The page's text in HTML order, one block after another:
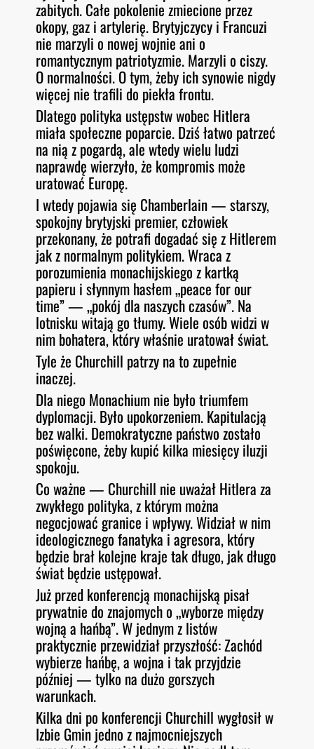
zabitych. Całe pokolenie zmiecione przez
okopy, gaz i artylerię. Brytyjczycy i Francuzi
nie marzyli o nowej wojnie ani o
romantycznym patriotyzmie. Marzyli o ciszy.
O normalności. O tym, żeby ich synowie nigdy
więcej nie trafili do piekła frontu.
Dlatego polityka ustępstw wobec Hitlera
miała społeczne poparcie. Dziś łatwo patrzeć
na nią z pogardą, ale wtedy wielu ludzi
naprawdę wierzyło, że kompromis może
uratować Europę.
I wtedy pojawia się Chamberlain — starszy,
spokojny brytyjski premier, człowiek
przekonany, że potrafi dogadać się z Hitlerem
jak z normalnym politykiem. Wraca z
porozumienia monachijskiego z kartką
papieru i słynnym hasłem „peace for our
time” — „pokój dla naszych czasów”. Na
lotnisku witają go tłumy. Wiele osób widzi w
nim bohatera, który właśnie uratował świat.
Tyle że Churchill patrzy na to zupełnie
inaczej.
Dla niego Monachium nie było triumfem
dyplomacji. Było upokorzeniem. Kapitulacją
bez walki. Demokratyczne państwo zostało
poświęcone, żeby kupić kilka miesięcy iluzji
spokoju.
Co ważne — Churchill nie uważał Hitlera za
zwykłego polityka, z którym można
negocjować granice i wpływy. Widział w nim
ideologicznego fanatyka i agresora, który
będzie brał kolejne kraje tak długo, jak długo
świat będzie ustępował.
Już przed konferencją monachijską pisał
prywatnie do znajomych o „wyborze między
wojną a hańbą”. W jednym z listów
praktycznie przewidział przyszłość: Zachód
wybierze hańbę, a wojna i tak przyjdzie
później — tylko na dużo gorszych
warunkach.
Kilka dni po konferencji Churchill wygłosił w
Izbie Gmin jedno z najmocniejszych